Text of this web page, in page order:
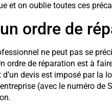
et on oublie toutes ces
ordre de
ne peut pas se
ordre de réparation est à
devis est imposé par la
(avec le numéro de